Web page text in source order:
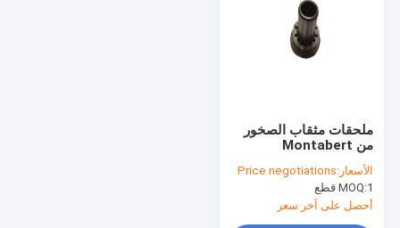
ملحقات مثقاب الصخور
من Montabert
الزيت
الأسعار:Price negotiations
MOQ:1 قطع
أحصل على آخر سعر